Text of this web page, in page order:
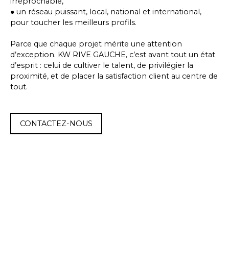
● un réseau puissant, local, national et international,
pour toucher les meilleurs profils.
Parce que chaque projet mérite une attention
d’exception. KW RIVE GAUCHE, c’est avant tout un état
d’esprit : celui de cultiver le talent, de privilégier la
proximité, et de placer la satisfaction client au centre de
tout.
CONTACTEZ-NOUS